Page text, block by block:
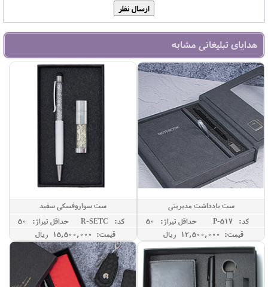
هدایای تبلیغاتی مشابه
ست یادداشت مدیریتی
کد: P-517
حداقل تيراژ: 50
قیمت: 12,500,000 ريال
ست سواروفسکی سفید
کد: R-SETC
حداقل تيراژ: 50
قیمت: 15,500,000 ريال